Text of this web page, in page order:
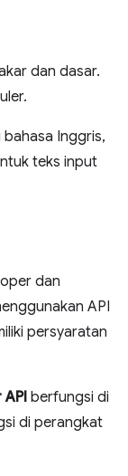
dan dasar.
bahasa Inggris,
teks input
dan
API
persyaratan
berfungsi di
di perangkat